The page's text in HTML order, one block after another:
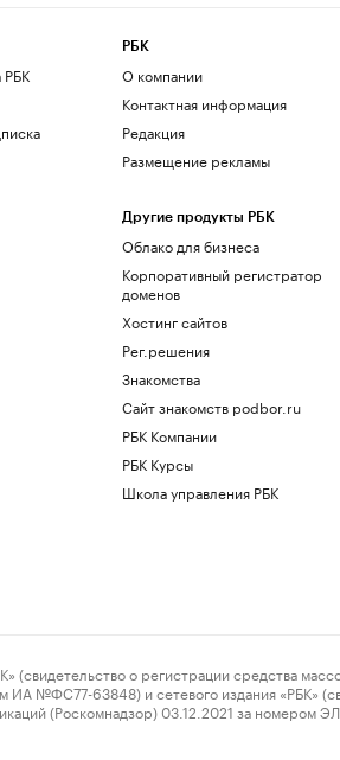
РБК
РБК
О компании
Контактная информация
Редакция
Размещение рекламы
Другие продукты РБК
Облако для бизнеса
Корпоративный регистратор
доменов
Хостинг сайтов
Рег.решения
Знакомства
Сайт знакомств podbor.ru
РБК Компании
РБК Курсы
Школа управления РБК
о регистрации средства
№ФС77-63848) и сетевого издания «РБК»
(Роскомнадзор) 03.12.2021 за номером